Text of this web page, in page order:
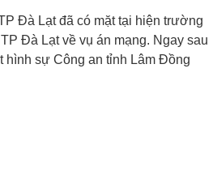
Đà Lạt đã có mặt tại hiện trường
Đà Lạt về vụ án mạng. Ngay sau
hình sự Công an tỉnh Lâm Đồng